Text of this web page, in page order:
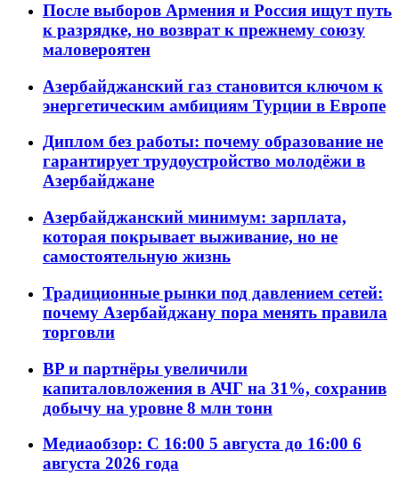
После выборов Армения и Россия ищут путь
к разрядке, но возврат к прежнему союзу
маловероятен
Азербайджанский газ становится ключом к
энергетическим амбициям Турции в Европе
Диплом без работы: почему образование не
гарантирует трудоустройство молодёжи в
Азербайджане
Азербайджанский минимум: зарплата,
которая покрывает выживание, но не
самостоятельную жизнь
Традиционные рынки под давлением сетей:
почему Азербайджану пора менять правила
торговли
BP и партнёры увеличили
капиталовложения в АЧГ на 31%, сохранив
добычу на уровне 8 млн тонн
Медиаобзор: С 16:00 5 августа до 16:00 6
августа 2026 года